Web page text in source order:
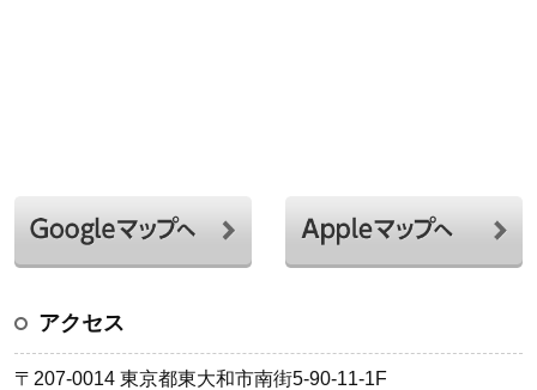
アクセス
〒207-0014 東京都東大和市南街5-90-11-1F